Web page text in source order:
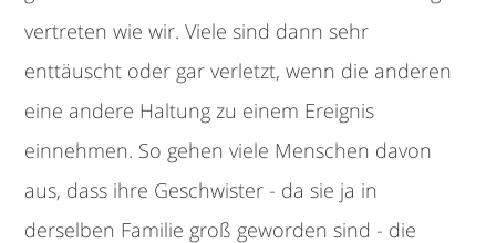
vertreten wie wir. Viele sind dann sehr
enttäuscht oder gar verletzt, wenn die anderen
eine andere Haltung zu einem Ereignis
einnehmen. So gehen viele Menschen davon
aus, dass ihre Geschwister - da sie ja in
derselben Familie groß geworden sind - die